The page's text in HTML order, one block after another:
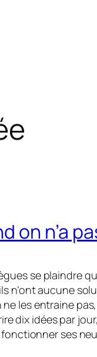
on n’a
se plaindre
n’ont aucune
les entraine
dix idées par
ses